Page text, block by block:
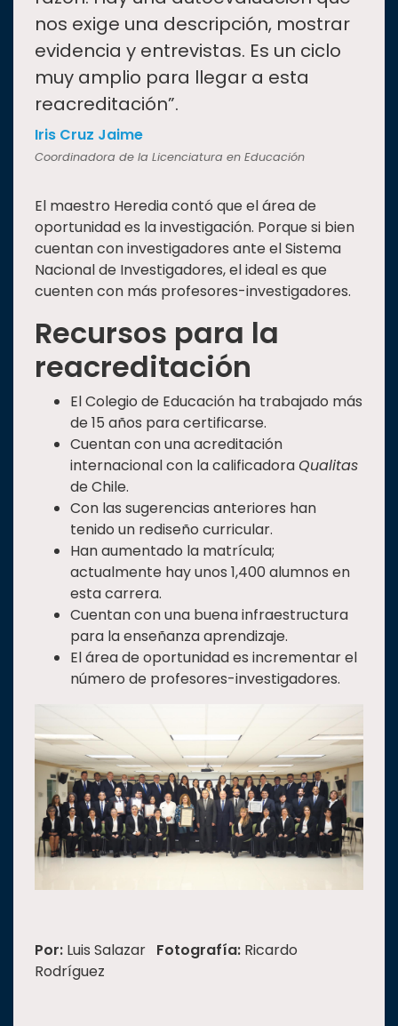
nos exige una descripción, mostrar
evidencia y entrevistas. Es un ciclo
muy amplio para llegar a esta
reacreditación”.
Iris Cruz Jaime
Coordinadora de la Licenciatura en Educación
El maestro Heredia contó que el área de
oportunidad es la investigación. Porque si bien
cuentan con investigadores ante el Sistema
Nacional de Investigadores, el ideal es que
cuenten con más profesores-investigadores.
Recursos para la
reacreditación
El Colegio de Educación ha trabajado más
de 15 años para certificarse.
Cuentan con una acreditación
internacional con la calificadoraQualitas
de Chile.
Con las sugerencias anteriores han
tenido un rediseño curricular.
Han aumentado la matrícula;
actualmente hay unos 1,400 alumnos en
esta carrera.
Cuentan con una buena infraestructura
para la enseñanza aprendizaje.
El área de oportunidad es incrementar el
número de profesores-investigadores.
Por: Luis Salazar Fotografía: Ricardo
Rodríguez